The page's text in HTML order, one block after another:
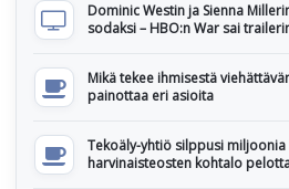
Dominic Westin ja Sienna
sodaksi – HBO:n War sai
Mikä tekee ihmisestä
painottaa eri asioita
Tekoäly-yhtiö silppusi miljoonia
harvinaisteosten kohtalo